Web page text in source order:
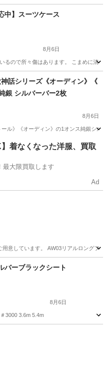
中】スーツケース
8月6日
るので所々傷はあります。 こまめに清
他話シリーズ《オーディン》《
銀 シルバーバー2枚
8月6日
ル》《オーディン》の1オンス純銀シ
他】着なくなった洋服、買取
最大限買取します
Ad
意しています。 AW03リアルロングフ
ーブラックシート
8月6日
3000 3.6m 5.4m